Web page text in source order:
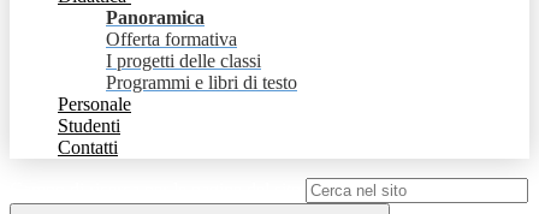
Panoramica
Offerta formativa
I progetti delle classi
Programmi e libri di testo
Personale
Studenti
Contatti